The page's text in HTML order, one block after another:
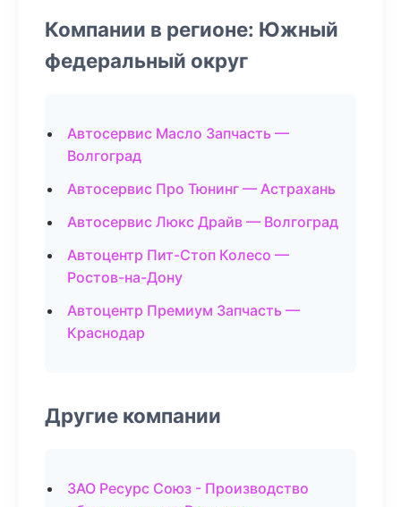
Компании в регионе: Южный
федеральный округ
Автосервис Масло Запчасть —
Волгоград
Автосервис Про Тюнинг — Астрахань
Автосервис Люкс Драйв — Волгоград
Автоцентр Пит-Стоп Колесо —
Ростов-на-Дону
Автоцентр Премиум Запчасть —
Краснодар
Другие компании
ЗАО Ресурс Союз - Производство